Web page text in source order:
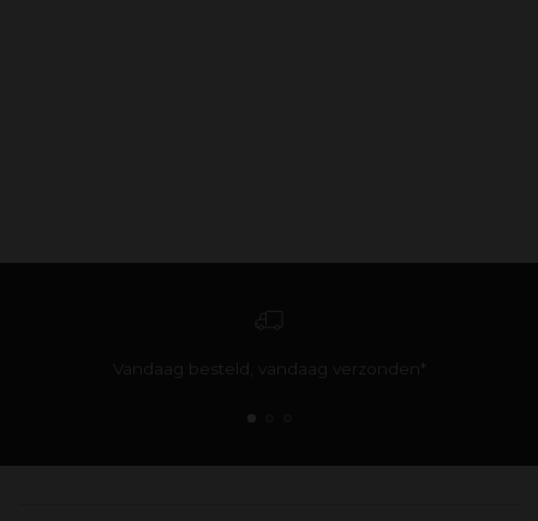
Vandaag besteld, vandaag verzonden*